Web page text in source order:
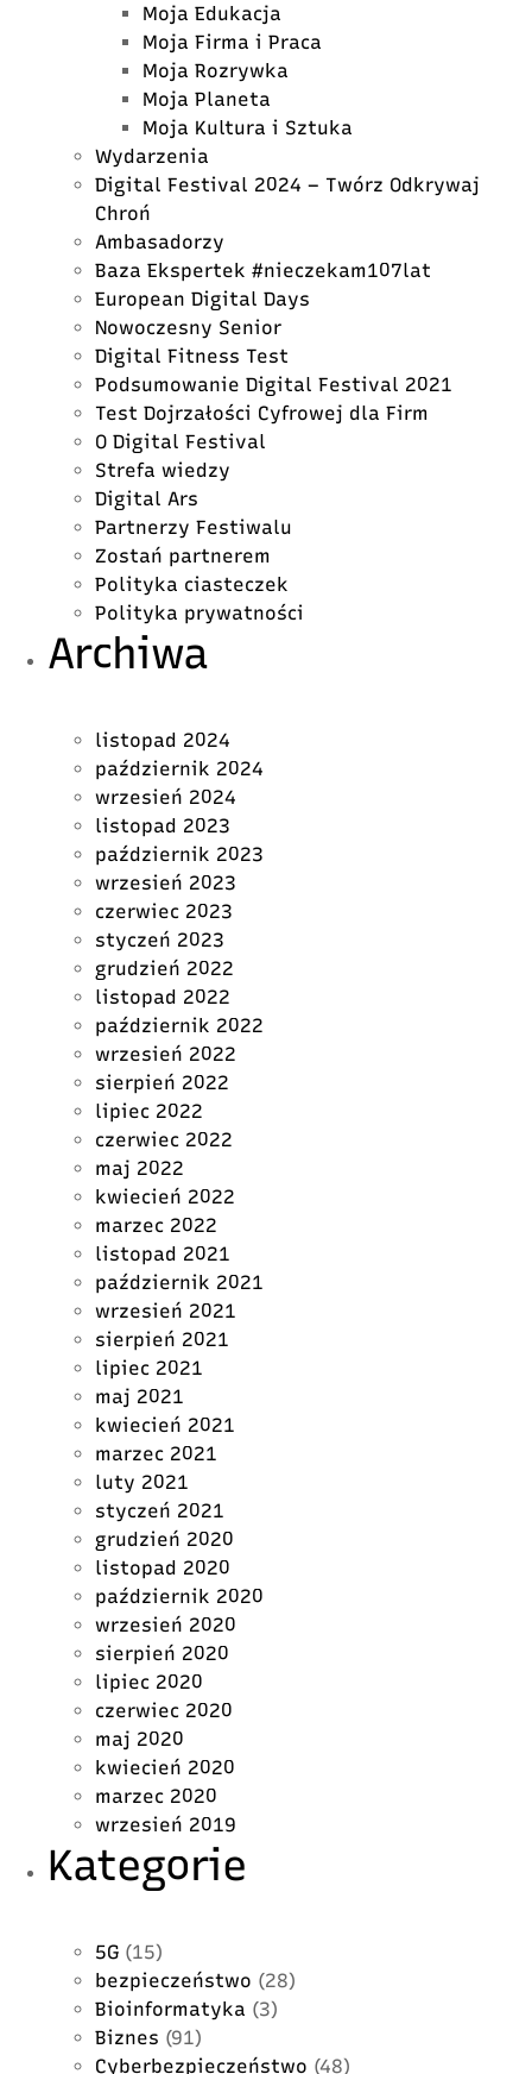
Moja Edukacja
Moja Firma i Praca
Moja Rozrywka
Moja Planeta
Moja Kultura i Sztuka
Wydarzenia
Digital Festival 2024 – Twórz Odkrywaj
Chroń
Ambasadorzy
Baza Ekspertek #nieczekam107lat
European Digital Days
Nowoczesny Senior
Digital Fitness Test
Podsumowanie Digital Festival 2021
Test Dojrzałości Cyfrowej dla Firm
O Digital Festival
Strefa wiedzy
Digital Ars
Partnerzy Festiwalu
Zostań partnerem
Polityka ciasteczek
Polityka prywatności
Archiwa
listopad 2024
październik 2024
wrzesień 2024
listopad 2023
październik 2023
wrzesień 2023
czerwiec 2023
styczeń 2023
grudzień 2022
listopad 2022
październik 2022
wrzesień 2022
sierpień 2022
lipiec 2022
czerwiec 2022
maj 2022
kwiecień 2022
marzec 2022
listopad 2021
październik 2021
wrzesień 2021
sierpień 2021
lipiec 2021
maj 2021
kwiecień 2021
marzec 2021
luty 2021
styczeń 2021
grudzień 2020
listopad 2020
październik 2020
wrzesień 2020
sierpień 2020
lipiec 2020
czerwiec 2020
maj 2020
kwiecień 2020
marzec 2020
wrzesień 2019
Kategorie
5G (15)
bezpieczeństwo (28)
Bioinformatyka (3)
Biznes (91)
Cyberbezpieczeństwo (48)